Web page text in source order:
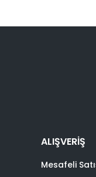
ALIŞVERİŞ
Mesafeli